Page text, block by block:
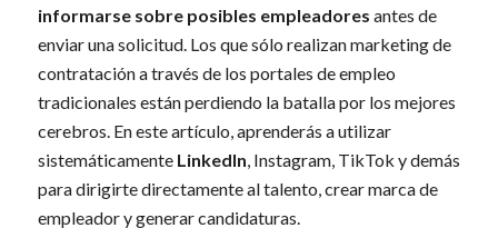
informarse sobre posibles empleadores antes de
enviar una solicitud. Los que sólo realizan marketing de
contratación a través de los portales de empleo
tradicionales están perdiendo la batalla por los mejores
cerebros. En este artículo, aprenderás a utilizar
sistemáticamente LinkedIn, Instagram, TikTok y demás
para dirigirte directamente al talento, crear marca de
empleador y generar candidaturas.